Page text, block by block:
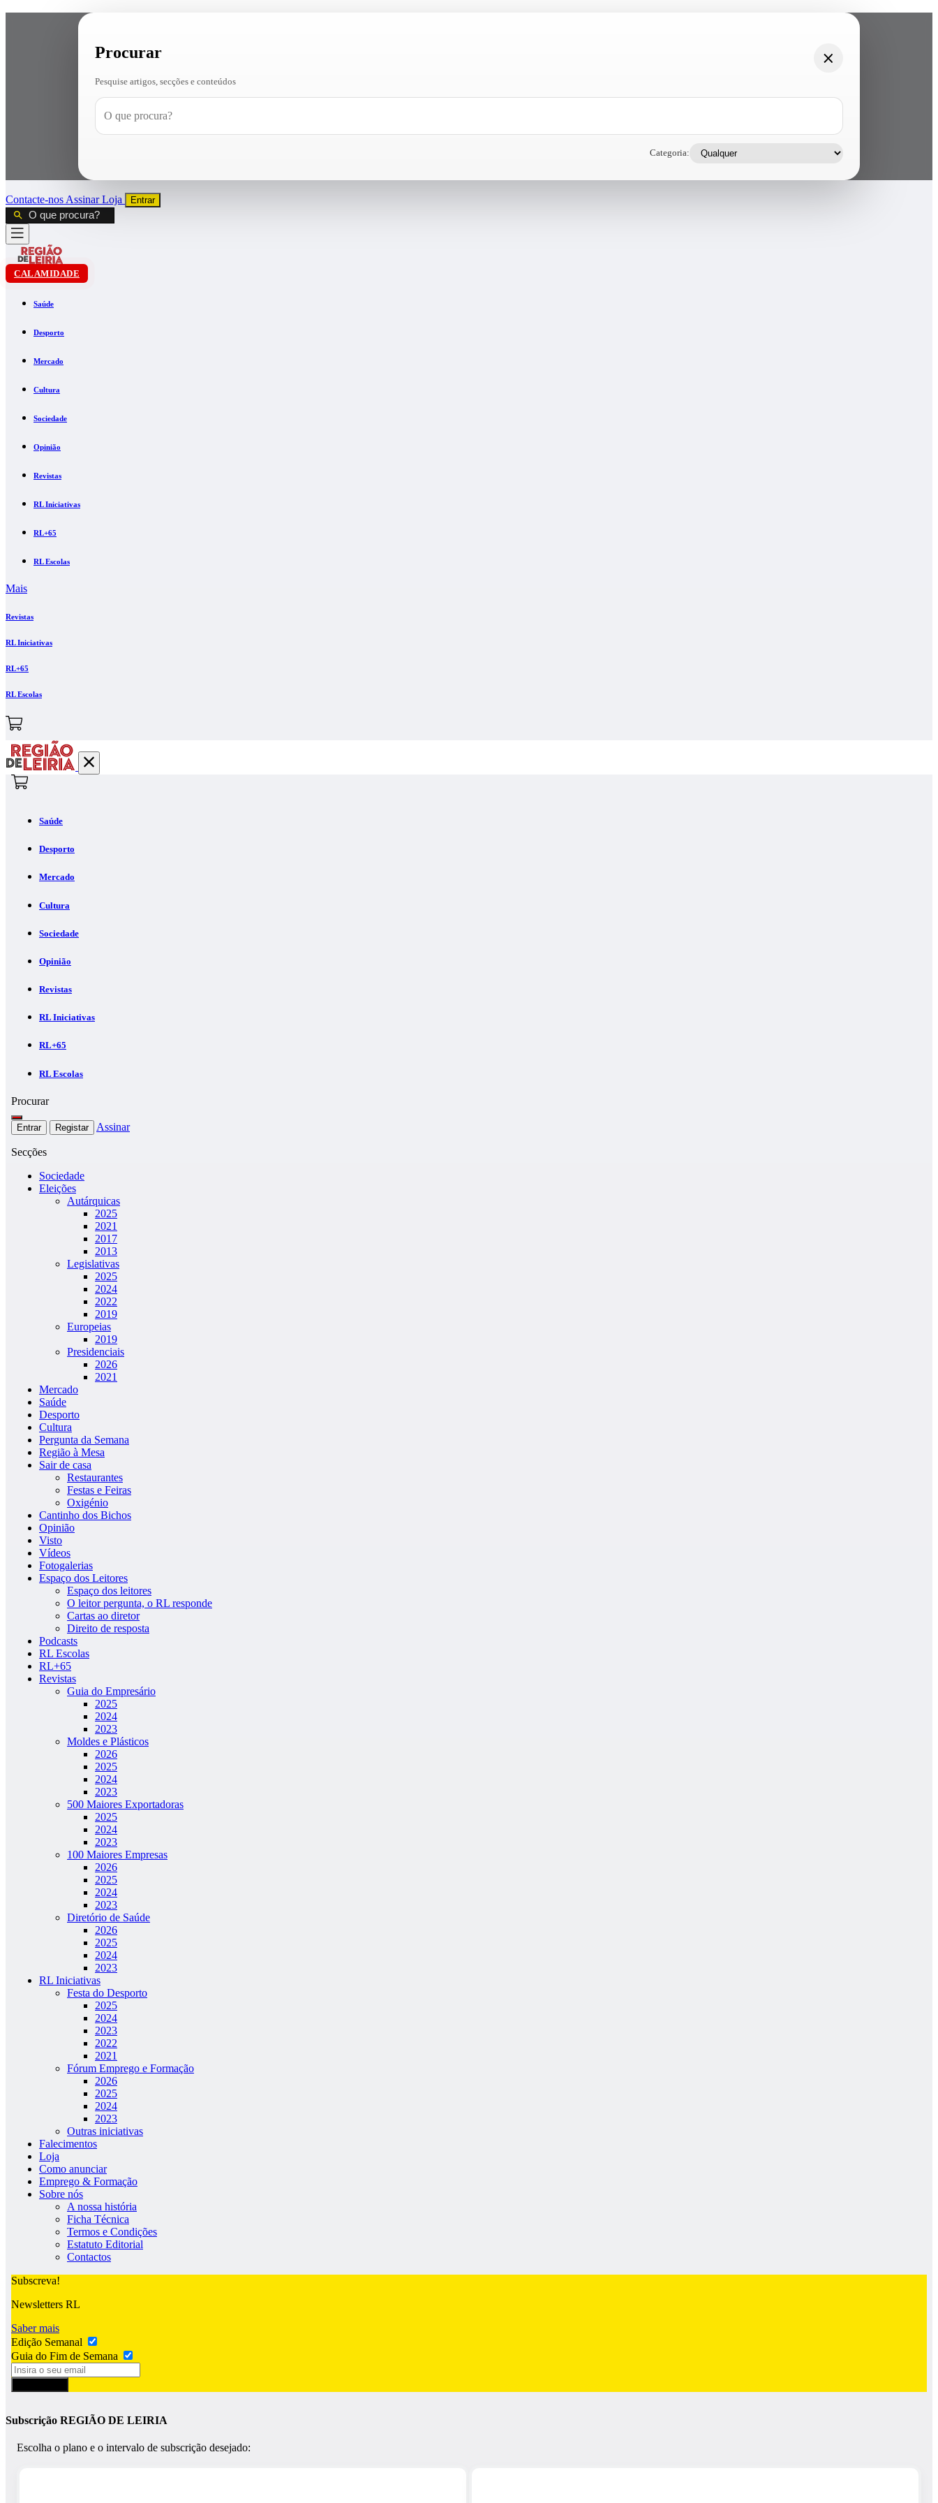
Procurar
Pesquise artigos, secções e conteúdos
Categoria:
Contacte-nos AssinarLoja Entrar
CALAMIDADE
Saúde
Desporto
Mercado
Cultura
Sociedade
Opinião
Revistas
RL Iniciativas
RL+65
RL Escolas
Mais
Revistas
RL Iniciativas
RL+65
RL Escolas
Saúde
Desporto
Mercado
Cultura
Sociedade
Opinião
Revistas
RL Iniciativas
RL+65
RL Escolas
Procurar
Entrar Registar Assinar
Secções
Sociedade
Eleições
Autárquicas
2025
2021
2017
2013
Legislativas
2025
2024
2022
2019
Europeias
2019
Presidenciais
2026
2021
Mercado
Saúde
Desporto
Cultura
Pergunta da Semana
Região à Mesa
Sair de casa
Restaurantes
Festas e Feiras
Oxigénio
Cantinho dos Bichos
Opinião
Visto
Vídeos
Fotogalerias
Espaço dos Leitores
Espaço dos leitores
O leitor pergunta, o RL responde
Cartas ao diretor
Direito de resposta
Podcasts
RL Escolas
RL+65
Revistas
Guia do Empresário
2025
2024
2023
Moldes e Plásticos
2026
2025
2024
2023
500 Maiores Exportadoras
2025
2024
2023
100 Maiores Empresas
2026
2025
2024
2023
Diretório de Saúde
2026
2025
2024
2023
RL Iniciativas
Festa do Desporto
2025
2024
2023
2022
2021
Fórum Emprego e Formação
2026
2025
2024
2023
Outras iniciativas
Falecimentos
Loja
Como anunciar
Emprego & Formação
Sobre nós
A nossa história
Ficha Técnica
Termos e Condições
Estatuto Editorial
Contactos
Subscreva!
Newsletters RL
Saber mais
Edição Semanal
Guia do Fim de Semana
Subscrição REGIÃO DE LEIRIA
Escolha o plano e o intervalo de subscrição desejado: